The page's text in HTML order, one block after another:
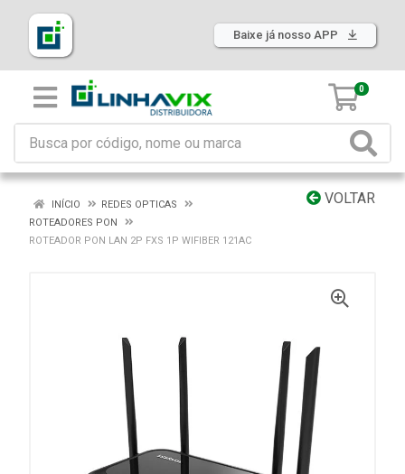
Baixe já nosso APP
0
VOLTAR
INÍCIO
REDES OPTICAS
ROTEADORES PON
ROTEADOR PON LAN 2P FXS 1P WIFIBER 121AC